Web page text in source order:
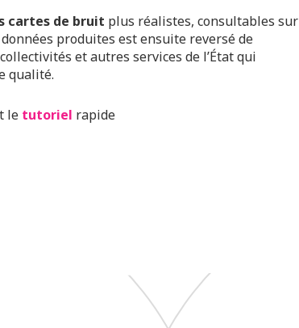
cartes de bruit plus réalistes, consultables sur
données produites est ensuite reversé de
et autres services de l’État qui
qualité.
le tutoriel rapide